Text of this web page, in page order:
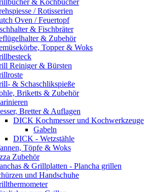
& Kochbücher
/ Rotisserien
Oven / Feuertopf
& Fischbräter
& Zubehör
Topper & Woks
Reiniger & Bürsten
& Schaschlikspieße
Briketts & Zubehör
Bretter & Auflagen
DICK Kochmesser und Kochwerkzeuge
Gabeln
DICK - Wetzstähle
Töpfe & Woks
Zubehör
& Grillplatten - Plancha grillen
und Handschuhe